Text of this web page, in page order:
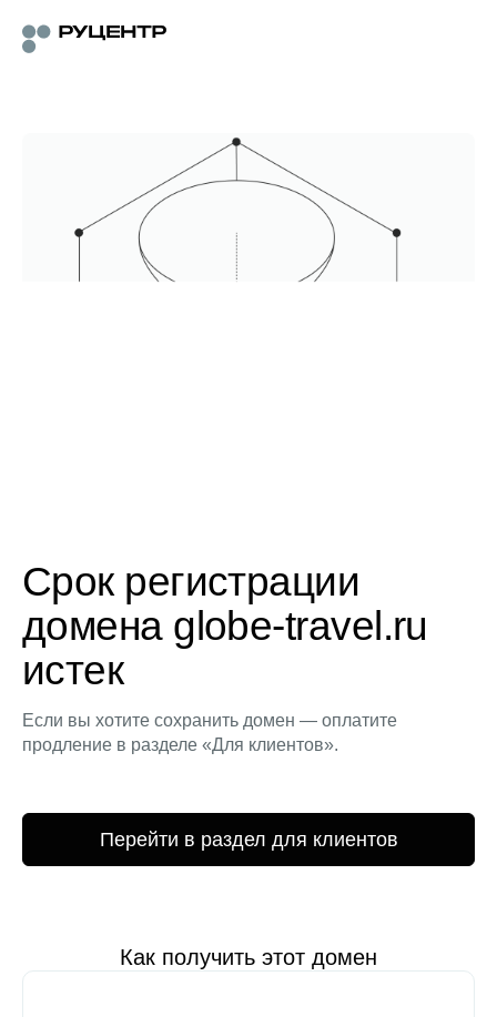
Срок регистрации
домена globe-travel.ru
истек
Если вы хотите сохранить домен — оплатите
продление в разделе «Для клиентов».
Перейти в раздел для клиентов
Как получить этот домен